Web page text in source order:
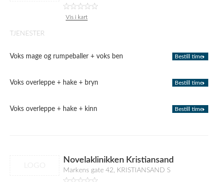
Vis i kart
TJENESTER
Voks mage og rumpeballer + voks ben Bestill time
Voks overleppe + hake + bryn Bestill time
Voks overleppe + hake + kinn Bestill time
Novelaklinikken Kristiansand
Markens gate 42, KRISTIANSAND S